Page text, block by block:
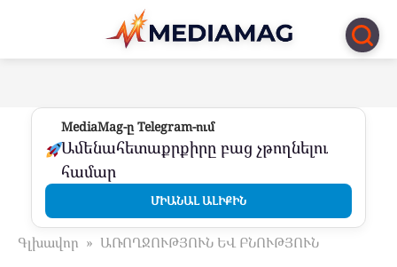
Перейти
контенту
MediaMag-ը Telegram-ում
Ամենահետաքրքիրը բաց չթողնելու
համար
ՄԻԱՆԱԼ ԱԼԻՔԻՆ
Գլխավոր » ԱՌՈՂՋՈՒԹՅՈՒՆ ԵՎ ԲՆՈՒԹՅՈՒՆ